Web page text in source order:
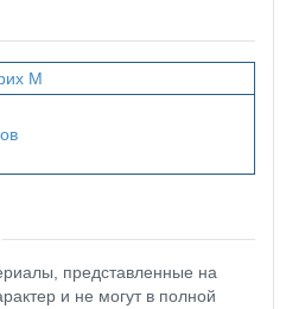
М
представленные на
и не могут в полной